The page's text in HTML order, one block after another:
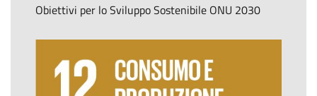
Obiettivi per lo Sviluppo Sostenibile ONU 2030